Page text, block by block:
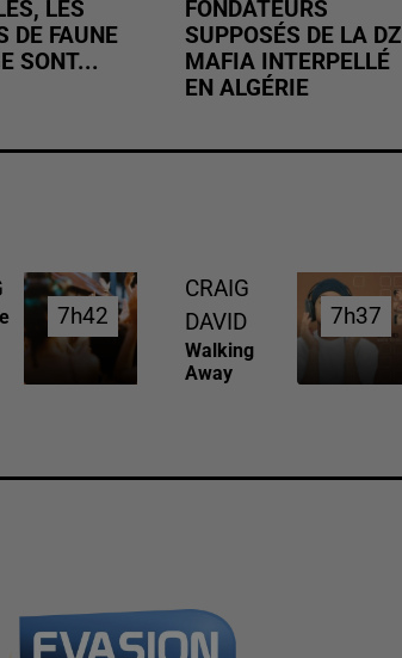
LES
DE FAUNE
SONT...
FONDATEURS
SUPPOSÉS DE LA DZ
MAFIA INTERPELLÉ
EN ALGÉRIE
7h42
7h42
CRAIG
DAVID
Walking
Away
7h37
7h37